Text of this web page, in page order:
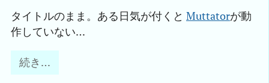
タイトルのまま。ある日気が付くと Muttatorが動
作していない…
続き…